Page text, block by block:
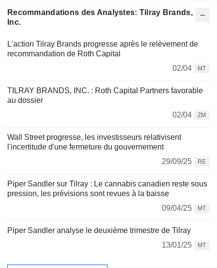
Recommandations des Analystes: Tilray Brands,
Inc.
L'action Tilray Brands progresse après le relèvement de
recommandation de Roth Capital
02/04
MT
TILRAY BRANDS, INC. : Roth Capital Partners favorable
au dossier
02/04
ZM
Wall Street progresse, les investisseurs relativisent
l'incertitude d'une fermeture du gouvernement
29/09/25
RE
Piper Sandler sur Tilray : Le cannabis canadien reste sous
pression, les prévisions sont revues à la baisse
09/04/25
MT
Piper Sandler analyse le deuxième trimestre de Tilray
13/01/25
MT